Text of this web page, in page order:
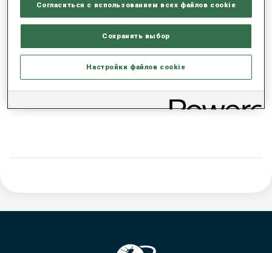
Данных нет
РЕЗУЛЬТАТЫ - ТЕНДЕНЦИЯ
ДАННЫХ НЕТ
Согласиться с использованием всех файлов cookie
Сохранить выбор
Настройки файлов cookie